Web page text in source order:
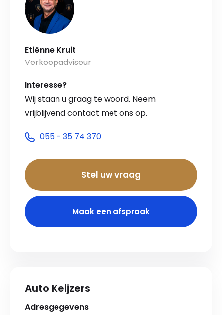
Etiënne Kruit
Verkoopadviseur
Interesse?
Wij staan u graag te woord. Neem
vrijblijvend contact met ons op.
055 - 35 74 370
Stel uw vraag
Maak een afspraak
Auto Keijzers
Adresgegevens